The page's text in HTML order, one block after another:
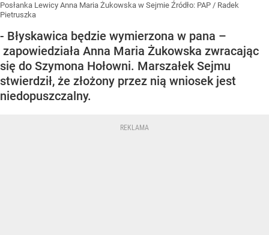
Posłanka Lewicy Anna Maria Żukowska w Sejmie Źródło: PAP / Radek
Pietruszka
- Błyskawica będzie wymierzona w pana –
zapowiedziała Anna Maria Żukowska zwracając
się do Szymona Hołowni. Marszałek Sejmu
stwierdził, że złożony przez nią wniosek jest
niedopuszczalny.